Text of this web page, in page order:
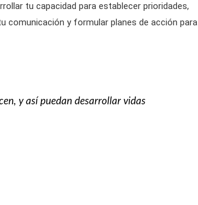
tu capacidad para establecer prioridades,
comunicación y formular planes de acción para
y así puedan desarrollar vidas